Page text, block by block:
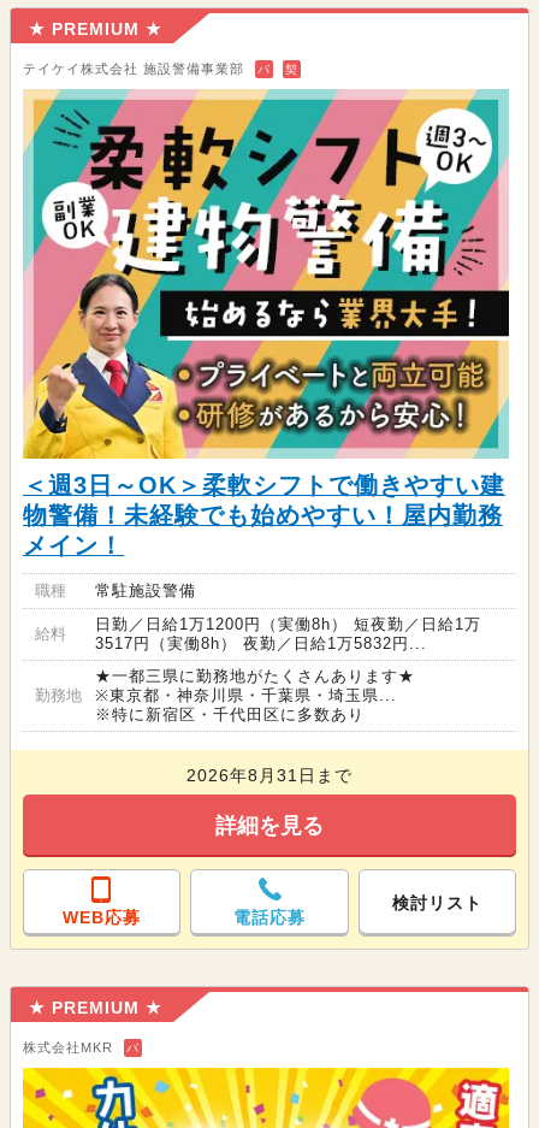
★ PREMIUM ★
テイケイ株式会社 施設警備事業部 バ 契
＜週3日～OK＞柔軟シフトで働きやすい建
物警備！未経験でも始めやすい！屋内勤務
メイン！
職種 常駐施設警備
給料
日勤／日給1万1200円（実働8h） 短夜勤／日給1万
3517円（実働8h） 夜勤／日給1万5832円...
勤務地
★一都三県に勤務地がたくさんあります★
※東京都・神奈川県・千葉県・埼玉県...
※特に新宿区・千代田区に多数あり
2026年8月31日まで
詳細を見る
WEB応募 電話応募
検討リスト
★ PREMIUM ★
株式会社MKR バ